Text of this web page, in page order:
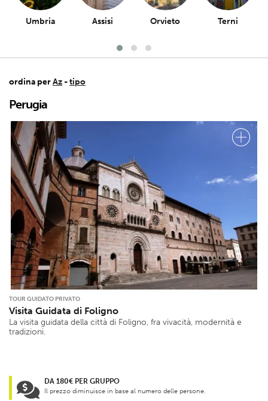
Umbria Assisi Orvieto Terni
ordina perAz -tipo
Perugia
TOUR GUIDATO PRIVATO
Visita Guidata di Foligno
La visita guidata della città di Foligno, fra vivacità, modernità e
tradizioni.
DA 180€ PER GRUPPO
Il prezzo diminuisce in base al numero delle persone.